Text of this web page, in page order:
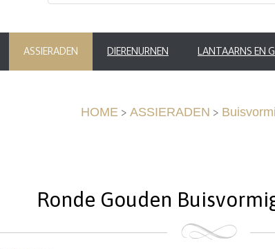
ASSIERADEN DIERENURNEN LANTAARNS EN
HOME > ASSIERADEN >
Ronde Gouden